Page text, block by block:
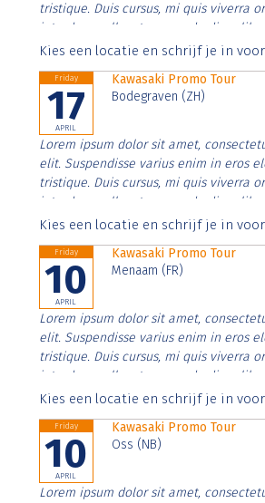
tristique. Duis cursus, mi quis viverra
interdum nulla, ut commodo diam
Aenean faucibus nibh et justo cursus
Kies een locatie en schrijf je in
Friday
17
APRIL
Kawasaki Promo Tour
Bodegraven (ZH)
Lorem ipsum dolor sit amet,
elit. Suspendisse varius enim in eros
tristique. Duis cursus, mi quis viverra
interdum nulla, ut commodo diam
Aenean faucibus nibh et justo cursus
Kies een locatie en schrijf je in
Friday
10
APRIL
Kawasaki Promo Tour
Menaam (FR)
Lorem ipsum dolor sit amet,
elit. Suspendisse varius enim in eros
tristique. Duis cursus, mi quis viverra
interdum nulla, ut commodo diam
Aenean faucibus nibh et justo cursus
Kies een locatie en schrijf je in
Friday
10
APRIL
Kawasaki Promo Tour
Oss (NB)
Lorem ipsum dolor sit amet,